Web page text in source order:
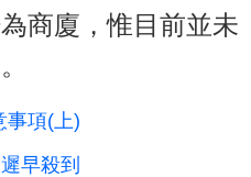
商廈，惟目前並未
事項(上)
早殺到